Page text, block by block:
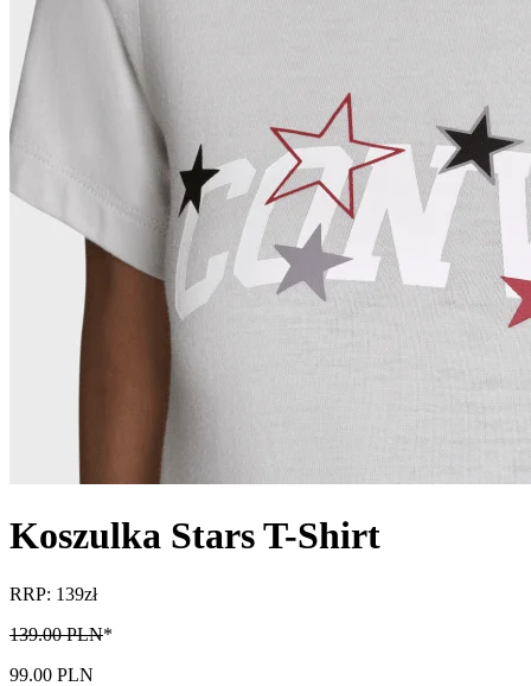
Koszulka Stars T-Shirt
RRP: 139zł
139.00 PLN*
99.00 PLN